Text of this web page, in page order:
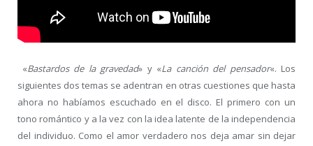
«Bastardos de la gravedad» y «La canción del pensador«. Los
siguientes dos temas se adentran en otras cuestiones que hasta
ahora no habíamos escuchado en el disco. El primero con un
tono romántico y a la vez con la idea latente de la independencia
del individuo. Como el amor verdadero nos deja amar sin dejar